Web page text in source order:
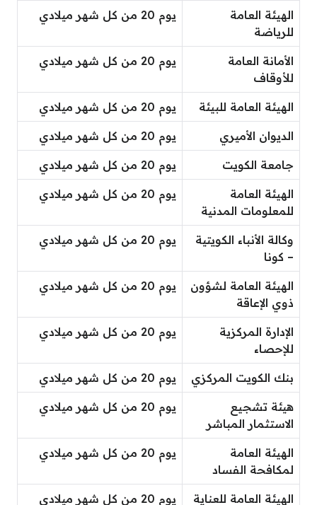
الهيئة العامة
للرياضة
يوم 20 من كل شهر ميلادي
الأمانة العامة
للأوقاف
يوم 20 من كل شهر ميلادي
الهيئة العامة للبيئة يوم 20 من كل شهر ميلادي
الديوان الأميري يوم 20 من كل شهر ميلادي
جامعة الكويت يوم 20 من كل شهر ميلادي
الهيئة العامة
للمعلومات المدنية
يوم 20 من كل شهر ميلادي
وكالة الأنباء الكويتية
– كونا
يوم 20 من كل شهر ميلادي
الهيئة العامة لشؤون
ذوي الإعاقة
يوم 20 من كل شهر ميلادي
الإدارة المركزية
للإحصاء
يوم 20 من كل شهر ميلادي
بنك الكويت المركزي يوم 20 من كل شهر ميلادي
هيئة تشجيع
الاستثمار المباشر
يوم 20 من كل شهر ميلادي
الهيئة العامة
لمكافحة الفساد
يوم 20 من كل شهر ميلادي
الهيئة العامة للعناية
يوم 20 من كل شهر ميلادي